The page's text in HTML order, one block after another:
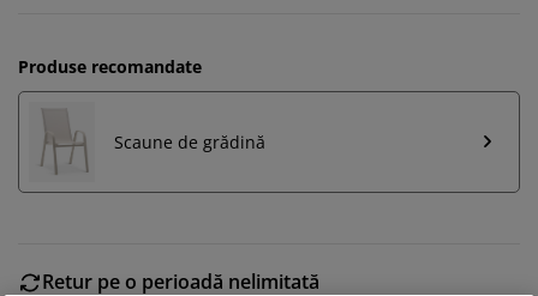
Produse recomandate
Scaune de grădină
Retur pe o perioadă nelimitată